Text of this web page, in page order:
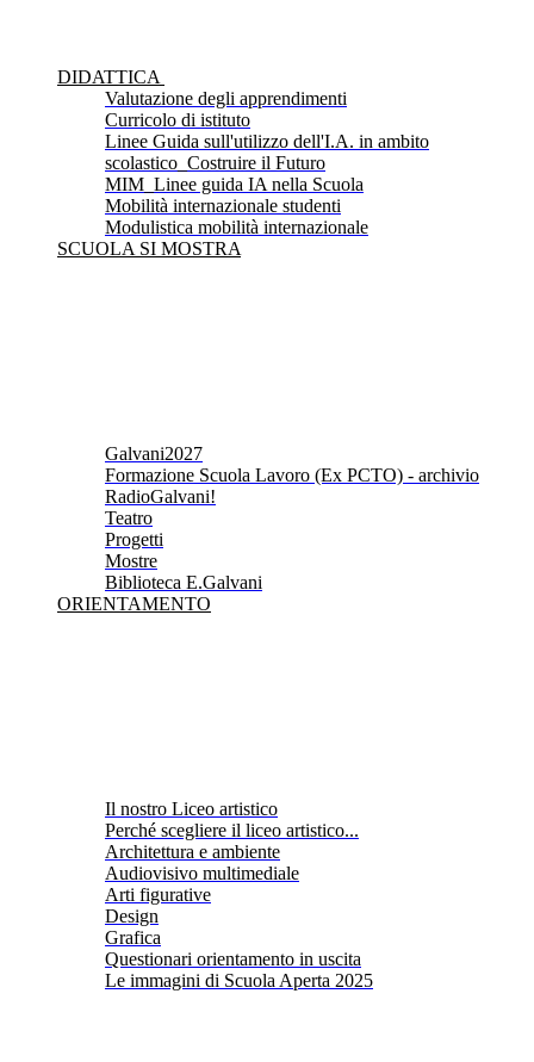
DIDATTICA
Valutazione degli apprendimenti
Curricolo di istituto
Linee Guida sull'utilizzo dell'I.A. in ambito
scolastico_Costruire il Futuro
MIM_Linee guida IA nella Scuola
Mobilità internazionale studenti
Modulistica mobilità internazionale
SCUOLA SI MOSTRA
Galvani2027
Formazione Scuola Lavoro (Ex PCTO) - archivio
RadioGalvani!
Teatro
Progetti
Mostre
Biblioteca E.Galvani
ORIENTAMENTO
Il nostro Liceo artistico
Perché scegliere il liceo artistico...
Architettura e ambiente
Audiovisivo multimediale
Arti figurative
Design
Grafica
Questionari orientamento in uscita
Le immagini di Scuola Aperta 2025